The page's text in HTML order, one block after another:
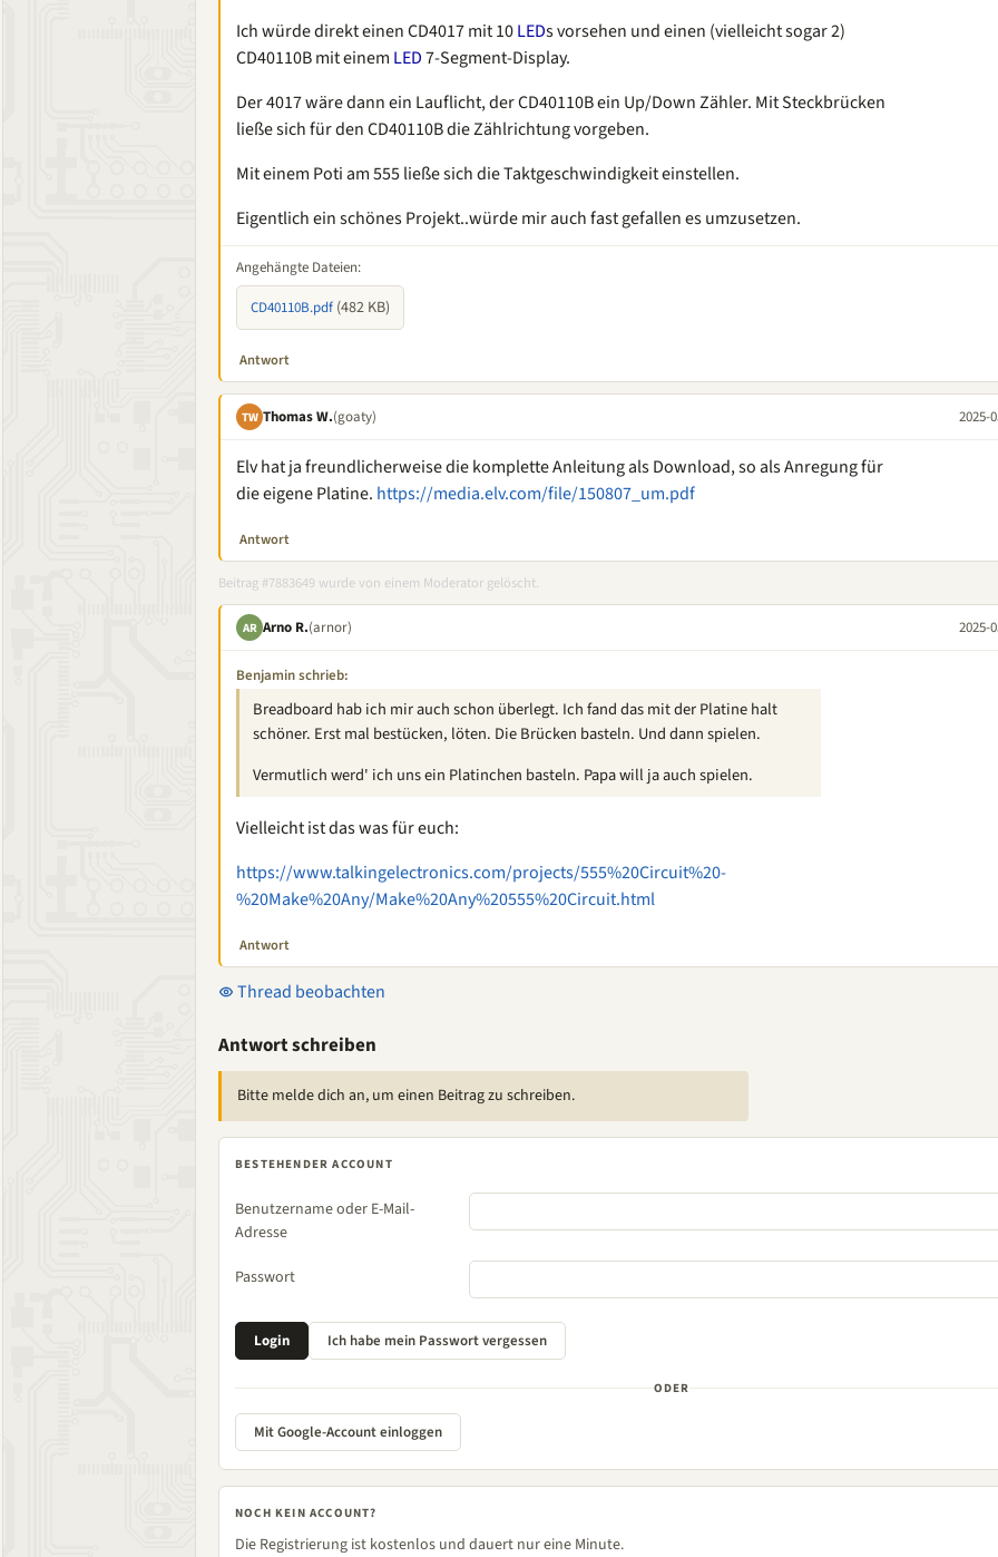
Ich würde direkt einen CD4017 mit 10LEDs vorsehen und einen (vielleicht sogar 2)
CD40110B mit einem LED7-Segment-Display.
Der 4017 wäre dann ein Lauflicht, der CD40110B ein Up/Down Zähler. Mit Steckbrücken
ließe sich für den CD40110B die Zählrichtung vorgeben.
Mit einem Poti am 555 ließe sich die Taktgeschwindigkeit einstellen.
Eigentlich ein schönes Projekt..würde mir auch fast gefallen es umzusetzen.
Angehängte Dateien:
CD40110B.pdf (482 KB)
Antwort
TW Thomas W.(goaty) 2025-
Elv hat ja freundlicherweise die komplette Anleitung als Download, so als Anregung für
die eigene Platine. https://media.elv.com/file/150807_um.pdf
Antwort
Beitrag #7883649 wurde von einem Moderator gelöscht.
AR Arno R.(arnor) 2025-
Benjamin schrieb:
Breadboard hab ich mir auch schon überlegt. Ich fand das mit der Platine halt
schöner. Erst mal bestücken, löten. Die Brücken basteln. Und dann spielen.
Vermutlich werd' ich uns ein Platinchen basteln. Papa will ja auch spielen.
Vielleicht ist das was für euch:
https://www.talkingelectronics.com/projects/555%20Circuit%20-
%20Make%20Any/Make%20Any%20555%20Circuit.html
Antwort
Thread beobachten
Antwort schreiben
Bitte melde dich an, um einen Beitrag zu schreiben.
BESTEHENDER ACCOUNT
Benutzername oder E-Mail-
Adresse
Passwort
ODER
Mit Google-Account einloggen
NOCH KEIN ACCOUNT?
Die Registrierung ist kostenlos und dauert nur eine Minute.